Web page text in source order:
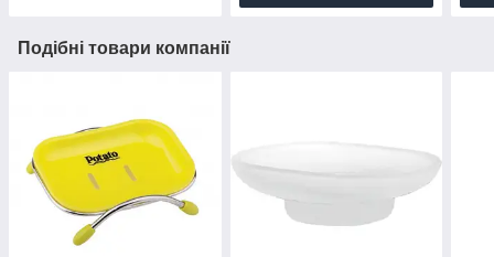
Подібні товари компанії